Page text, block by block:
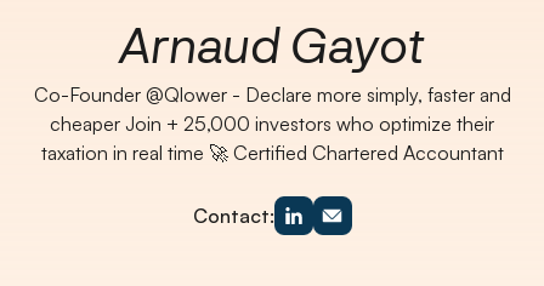
Arnaud Gayot
Co-Founder @Qlower - Declare more simply, faster and
cheaper Join + 25,000 investors who optimize their
taxation in real time 🚀 Certified Chartered Accountant
Contact: